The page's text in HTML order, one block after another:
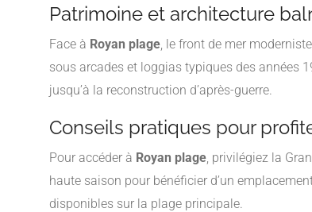
Patrimoine et architecture
Face à Royan plage, le front de mer
sous arcades et loggias typiques des années
jusqu’à la reconstruction d’après-guerre.
Conseils pratiques pour
Pour accéder à Royan plage, privilégiez la
haute saison pour bénéficier d’un
disponibles sur la plage principale.